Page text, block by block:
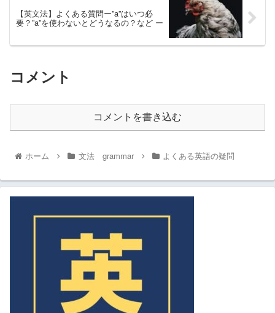
【英文法】よくある質問ー”a”はいつ必
要？”a”を使わないとどうなるの？など ー
コメント
コメントを書き込む
ホーム 文法 grammar よくある英語の疑問